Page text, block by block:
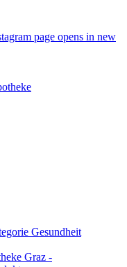
page opens in new
Gesundheit